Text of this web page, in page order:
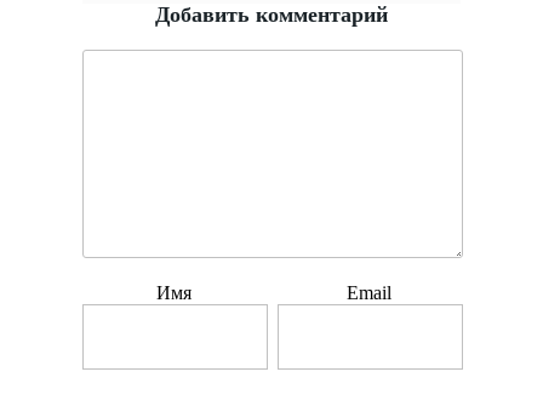
Добавить комментарий
Имя Email